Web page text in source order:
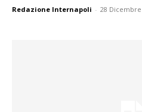
Redazione Internapoli - 28 Dicembre